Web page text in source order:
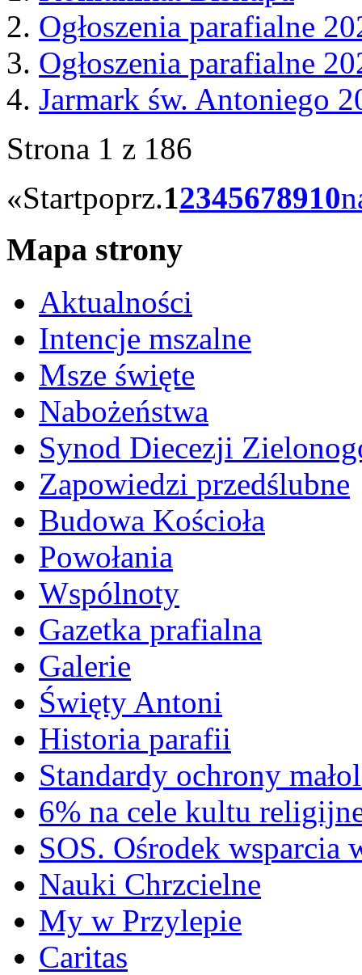
Ogłoszenia parafialne
Ogłoszenia parafialne
Jarmark św. Antoniego
Strona 1 z 186
«Startpoprz.12345678910
Mapa strony
Aktualności
Intencje mszalne
Msze święte
Nabożeństwa
Synod Diecezji
Zapowiedzi przedślubne
Budowa Kościoła
Powołania
Wspólnoty
Gazetka prafialna
Galerie
Święty Antoni
Historia parafii
Standardy ochrony
6% na cele kultu
SOS. Ośrodek wsparcia
Nauki Chrzcielne
My w Przylepie
Caritas